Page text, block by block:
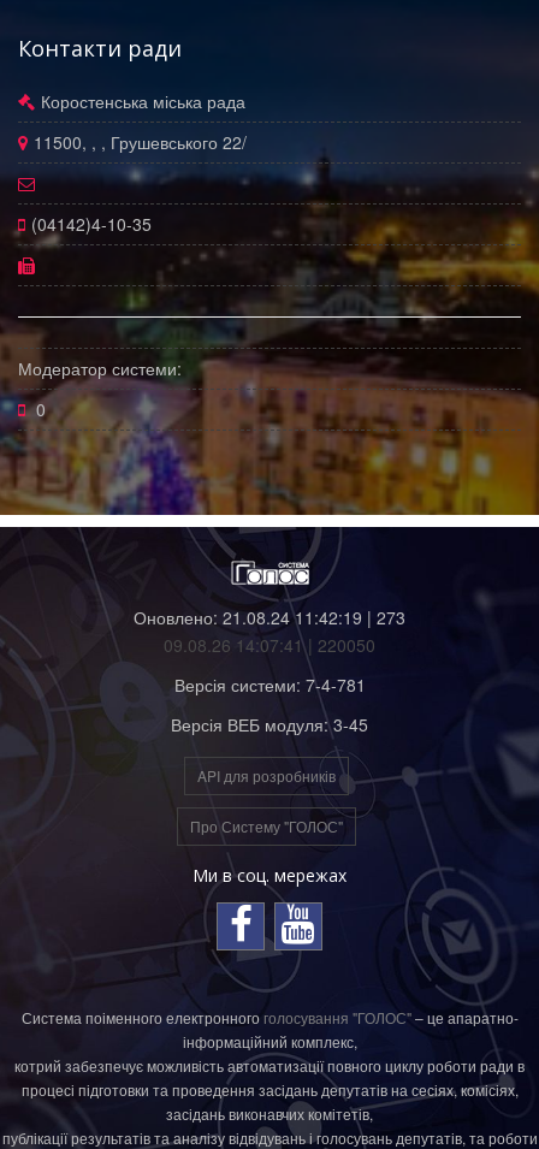
Контакти ради
Коростенська міська рада
11500, , , Грушевського 22/
(04142)4-10-35
Модератор системи:
0
Оновлено: 21.08.24 11:42:19 | 273
09.08.26 14:07:41 | 220050
Версія системи: 7-4-781
Версія ВЕБ модуля: 3-45
API для розробників
Про Систему "ГОЛОС"
Ми в соц. мережах
Система поіменного електронногоголосування "ГОЛОС"– це апаратно-
інформаційний комплекс,
котрий забезпечує можливість автоматизації повного циклу роботи ради в
процесі підготовки та проведення засідань депутатів на сесіях, комісіях,
засідань виконавчих комітетів,
публікації результатів та аналізу відвідувань і голосувань депутатів, та роботи